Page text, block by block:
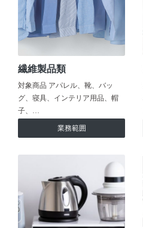
繊維製品類
対象商品 アパレル、靴、バッ
グ、寝具、インテリア用品、帽
子、…
業務範囲